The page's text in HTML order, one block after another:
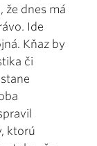
že dnes má
Ide
Kňaz by
či
ktorú